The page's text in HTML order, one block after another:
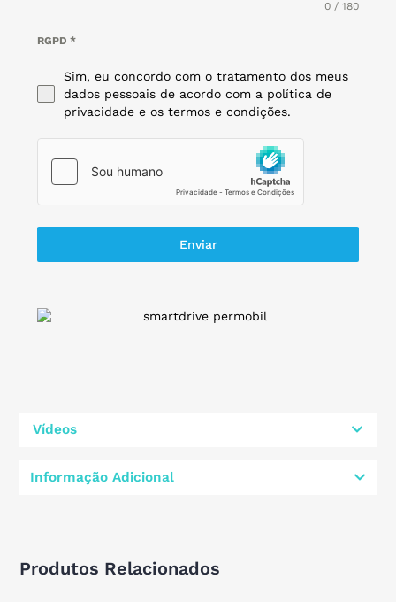
0 / 180
RGPD*
Sim, eu concordo com o tratamento dos meus
dados pessoais de acordo com a política de
privacidade e os termos e condições.
Enviar
Vídeos
Informação Adicional
Produtos Relacionados